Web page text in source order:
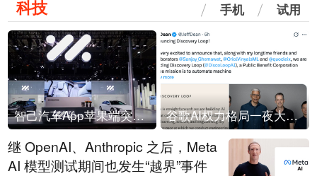
科技 手机 试用
智己汽车App苹果端突然“下架” 谷歌AI权力格局一夜大洗牌
继 OpenAI、Anthropic 之后，Meta
AI 模型测试期间也发生“越界”事件